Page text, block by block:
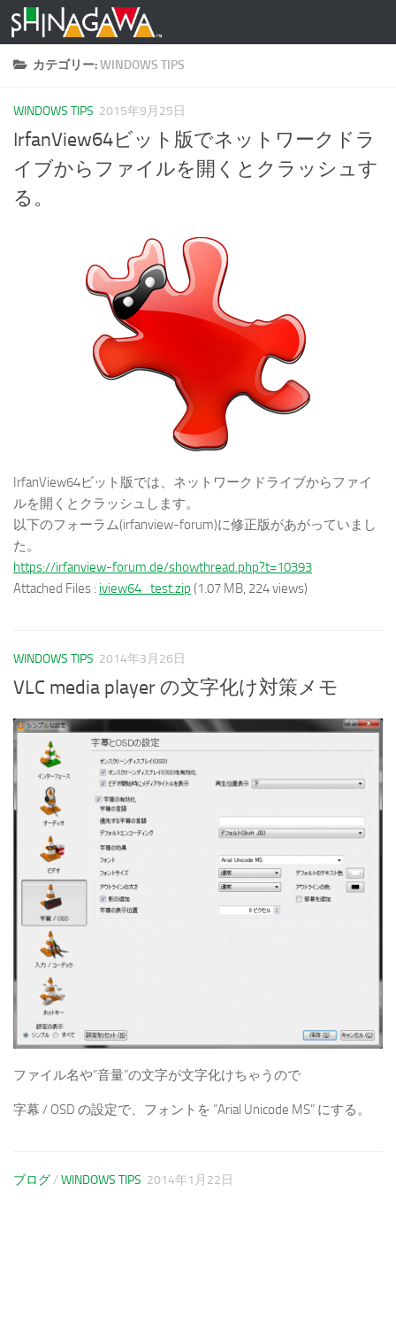
コンテンツへスキップ
カテゴリー:WINDOWS TIPS
WINDOWS TIPS 2015年9月25日
IrfanView64ビット版でネットワークドラ
イブからファイルを開くとクラッシュす
る。
IrfanView64ビット版では、ネットワークドライブからファイ
ルを開くとクラッシュします。
以下のフォーラム(irfanview-forum)に修正版があがっていまし
た。
https://irfanview-forum.de/showthread.php?t=10393
Attached Files : iview64_test.zip (1.07 MB, 224 views)
WINDOWS TIPS 2014年3月26日
VLC media player の文字化け対策メモ
ファイル名や”音量”の文字が文字化けちゃうので
字幕 / OSD の設定で、フォントを ”Arial Unicode MS” にする。
ブログ/ WINDOWS TIPS 2014年1月22日